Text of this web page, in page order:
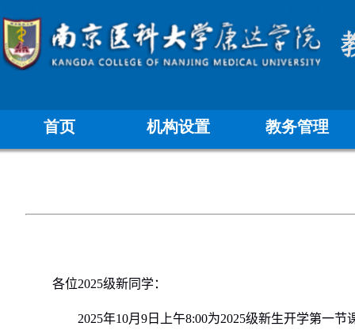
首页 机构设置 教务管理
各位2025级新同学：
2025年10月 9日上午8:00为2025级新生开学第一节